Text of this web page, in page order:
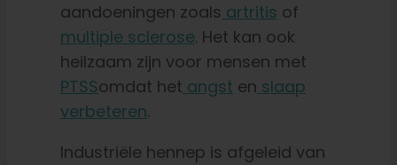
aandoeningen zoals artritis of
multiple sclerose. Het kan ook
heilzaam zijn voor mensen met
PTSSomdat het angst en slaap
verbeteren.
Industriële hennep is afgeleid van